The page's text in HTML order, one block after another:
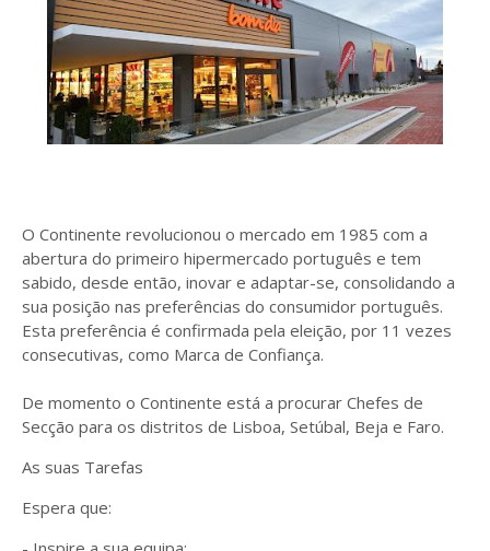
O Continente revolucionou o mercado em 1985 com a
abertura do primeiro hipermercado português e tem
sabido, desde então, inovar e adaptar-se, consolidando a
sua posição nas preferências do consumidor português.
Esta preferência é confirmada pela eleição, por 11 vezes
consecutivas, como Marca de Confiança.
De momento o Continente está a procurar Chefes de
Secção para os distritos de Lisboa, Setúbal, Beja e Faro.
As suas Tarefas
Espera que: